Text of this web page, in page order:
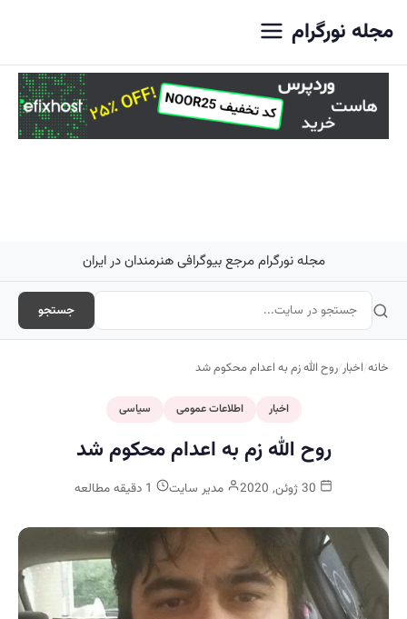
مجله نورگرام
مجله نورگرام مرجع بیوگرافی هنرمندان در ایران
جستجو
خانه/اخبار/روح الله زم به اعدام محکوم شد
اخبار اطلاعات عمومی سیاسی
روح الله زم به اعدام محکوم شد
مدیر سایت